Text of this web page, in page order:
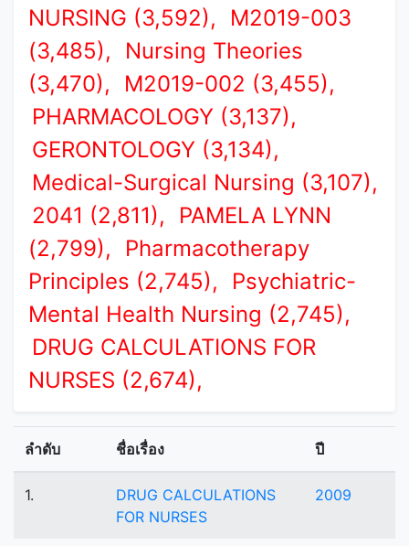
NURSING (3,592),
M2019-003
(3,485),
Nursing Theories
(3,470),
M2019-002 (3,455),
PHARMACOLOGY (3,137),
GERONTOLOGY (3,134),
Medical-Surgical Nursing (3,107),
2041 (2,811),
PAMELA LYNN
(2,799),
Pharmacotherapy
Principles (2,745),
Psychiatric-
Mental Health Nursing (2,745),
DRUG CALCULATIONS FOR
NURSES (2,674),
ลำดับ ชื่อเรื่อง ปี
1.
DRUG CALCULATIONS
FOR NURSES
2009